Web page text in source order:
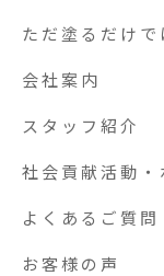
ただ塗るだけ
会社案内
スタッフ紹介
社会貢献活動
よくあるご質問
お客様の声